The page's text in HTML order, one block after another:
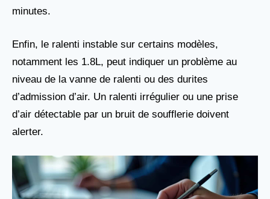
minutes.
Enfin, le ralenti instable sur certains modèles,
notamment les 1.8L, peut indiquer un problème au
niveau de la vanne de ralenti ou des durites
d’admission d’air. Un ralenti irrégulier ou une prise
d’air détectable par un bruit de soufflerie doivent
alerter.